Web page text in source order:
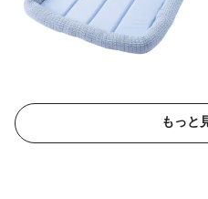
もっと